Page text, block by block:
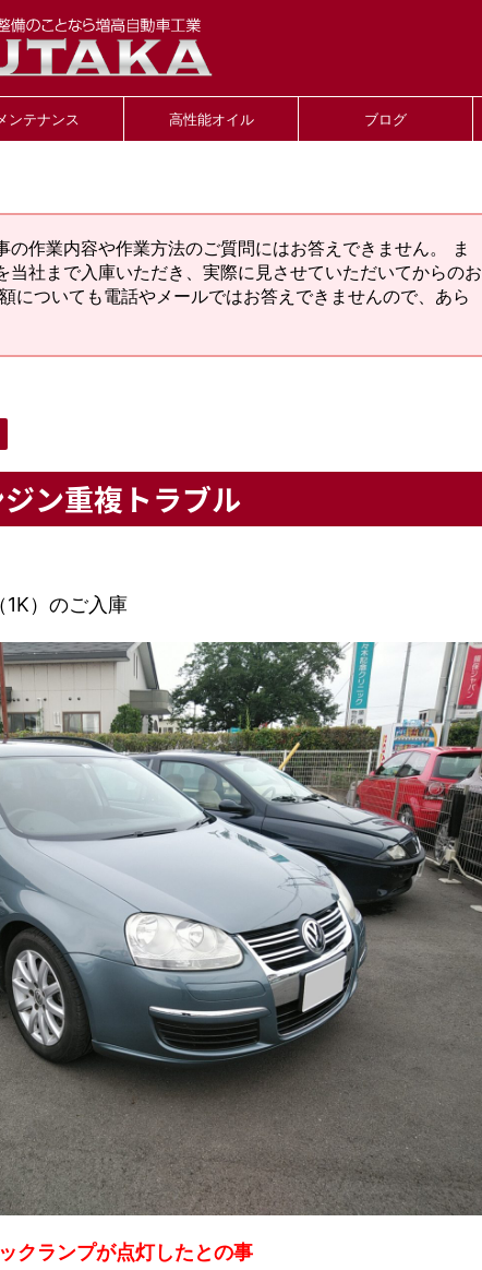
ンテナンス 高性能オイル ブログ
の作業内容や作業方法のご質問にはお答えできません。 ま
当社まで入庫いただき、実際に見させていただいてからのお
についても電話やメールではお答えできませんので、あら
ン重複トラブル
1K）のご入庫
クランプが点灯したとの事